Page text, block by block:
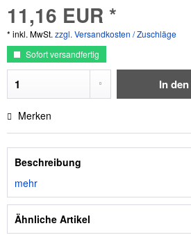
11,16 EUR *
* inkl. MwSt. zzgl. Versandkosten / Zuschläge
Sofort versandfertig
In den
Merken
Beschreibung
mehr
Ähnliche Artikel